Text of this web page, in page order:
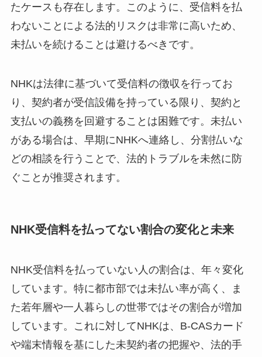
たケースも存在します。このように、受信料を払
わないことによる法的リスクは非常に高いため、
未払いを続けることは避けるべきです。
NHKは法律に基づいて受信料の徴収を行ってお
り、契約者が受信設備を持っている限り、契約と
支払いの義務を回避することは困難です。未払い
がある場合は、早期にNHKへ連絡し、分割払いな
どの相談を行うことで、法的トラブルを未然に防
ぐことが推奨されます。
NHK受信料を払ってない割合の変化と未来
NHK受信料を払っていない人の割合は、年々変化
しています。特に都市部では未払い率が高く、ま
た若年層や一人暮らしの世帯ではその割合が増加
しています。これに対してNHKは、B-CASカード
や端末情報を基にした未契約者の把握や、法的手